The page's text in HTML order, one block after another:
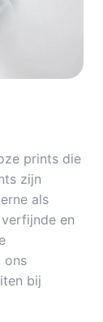
prints die
zijn
als
en
ons
bij